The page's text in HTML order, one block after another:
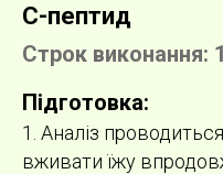
С-пептид
Строк виконання:
Підготовка:
1. Аналіз
вживати їжу